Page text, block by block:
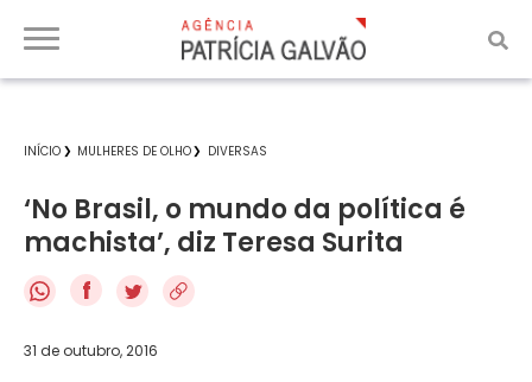
INÍCIO MULHERES DE OLHO DIVERSAS
‘No Brasil, o mundo da política é
machista’, diz Teresa Surita
f
31 de outubro, 2016